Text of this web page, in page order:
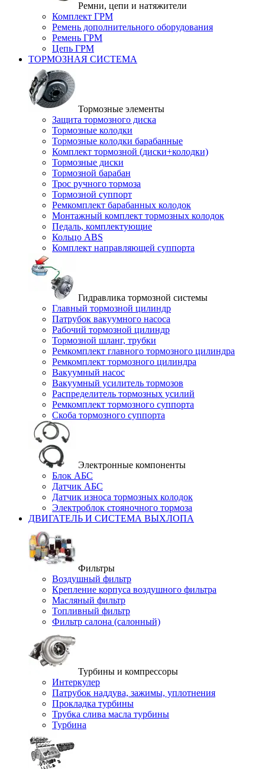
Ремни, цепи и натяжители
Комплект ГРМ
Ремень дополнительного оборудования
Ремень ГРМ
Цепь ГРМ
ТОРМОЗНАЯ СИСТЕМА
Тормозные элементы
Защита тормозного диска
Тормозные колодки
Тормозные колодки барабанные
Комплект тормозной (диски+колодки)
Тормозные диски
Тормозной барабан
Трос ручного тормоза
Тормозной суппорт
Ремкомплект барабанных колодок
Монтажный комплект тормозных колодок
Педаль, комплектующие
Кольцо ABS
Комплект направляющей суппорта
Гидравлика тормозной системы
Главный тормозной цилиндр
Патрубок вакуумного насоса
Рабочий тормозной цилиндр
Тормозной шланг, трубки
Ремкомплект главного тормозного цилиндра
Ремкомплект тормозного цилиндра
Вакуумный насос
Вакуумный усилитель тормозов
Распределитель тормозных усилий
Ремкомплект тормозного суппорта
Скоба тормозного суппорта
Электронные компоненты
Блок АБС
Датчик АБС
Датчик износа тормозных колодок
Электроблок стояночного тормоза
ДВИГАТЕЛЬ И СИСТЕМА ВЫХЛОПА
Фильтры
Воздушный фильтр
Крепление корпуса воздушного фильтра
Масляный фильтр
Топливный фильтр
Фильтр салона (салонный)
Турбины и компрессоры
Интеркулер
Патрубок наддува, зажимы, уплотнения
Прокладка турбины
Трубка слива масла турбины
Турбина